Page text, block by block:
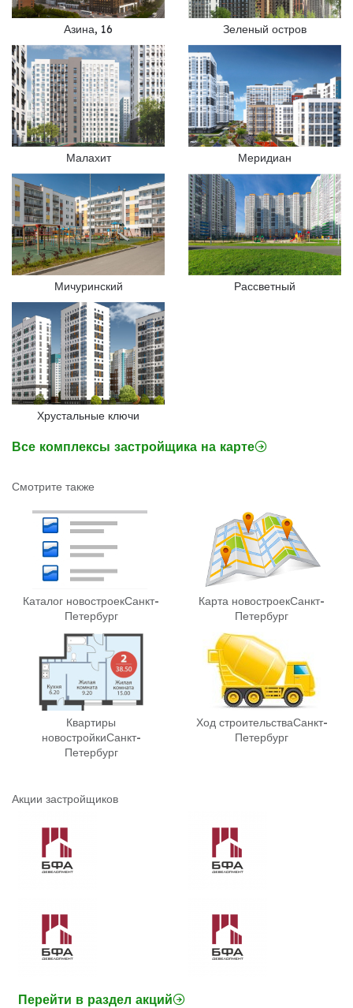
Азина, 16 Зеленый остров
Малахит Меридиан
Мичуринский Рассветный
Хрустальные ключи
Все комплексы застройщика на карте
Смотрите также
Каталог новостроекСанкт-
Петербург
Карта новостроекСанкт-
Петербург
Квартиры
новостройкиСанкт-
Петербург
Ход строительстваСанкт-
Петербург
Акции застройщиков
Перейти в раздел акций